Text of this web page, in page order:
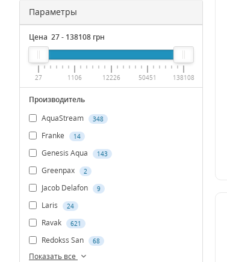
Параметры
Цена 27- 138108 грн
27 1106 12226 50451 138108
Производитель
AquaStream
348
Franke 14
Genesis Aqua 143
Greenpax 2
Jacob Delafon 9
Laris 24
Ravak 621
Redokss San 68
Показать все